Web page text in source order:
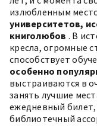
излюбленным
университетов,
книголюбов . В
кресла, огромные
способствует
особенно
выстраиваются в
занять лучшие
ежедневный
библиотечный